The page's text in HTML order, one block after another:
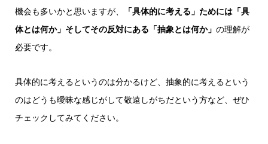
機会も多いかと思いますが、
「具体的に考える」ためには「具
体とは何か」そしてその反対にある「抽象とは何か」 の理解が
必要です。
具体的に考えるというのは分かるけど、抽象的に考えるという
のはどうも曖昧な感じがして敬遠しがちだという方など、ぜひ
チェックしてみてください。